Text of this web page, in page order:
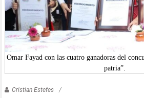
Omar Fayad con las cuatro ganadoras del
patria”.
Cristian Estefes